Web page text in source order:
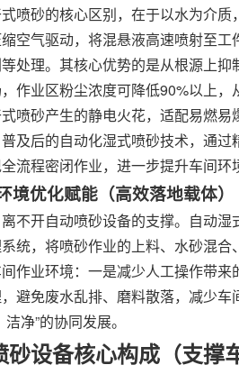
喷砂的核心区别，在于以水为介
空气驱动，将混悬液高速喷射至
处理。其核心优势的是从根源上
作业区粉尘浓度可降低90%以上
喷砂产生的静电火花，适配易燃易
及后的自动化湿式喷砂技术，通
流程密闭作业，进一步提升车间环
境优化赋能（高效落地载体）
不开自动喷砂设备的支撑。自动
统，将喷砂作业的上料、水砂混
作业环境：一是减少人工操作带
避免废水乱排、磨料散落，减少
净”的协同发展。
设备核心构成（支撑